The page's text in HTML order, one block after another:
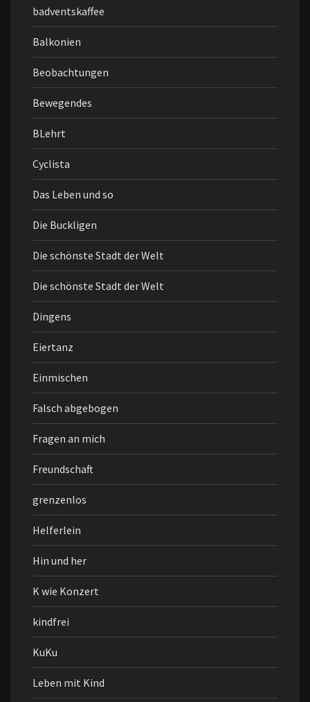
badventskaffee
Balkonien
Beobachtungen
Bewegendes
BLehrt
Cyclista
Das Leben und so
Die Buckligen
Die schönste Stadt der Welt
Die schönste Stadt der Welt
Dingens
Eiertanz
Einmischen
Falsch abgebogen
Fragen an mich
Freundschaft
grenzenlos
Helferlein
Hin und her
K wie Konzert
kindfrei
KuKu
Leben mit Kind